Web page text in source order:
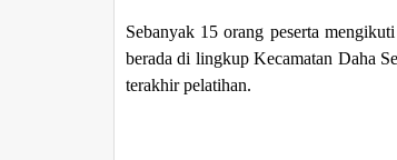
Sebanyak 15 orang peserta
berada di lingkup Kecamatan Daha
terakhir pelatihan.